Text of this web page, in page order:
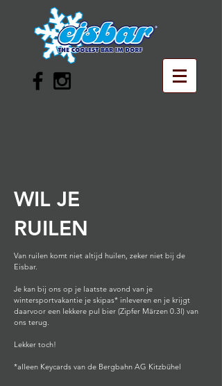
WIL JE
RUILEN
Van ruilen komt niet altijd huilen, zeker niet bij de
Eisbar.
Je kan bij ons op je laatste avond van je
wintersportvakantie je skipas* inleveren en je krijgt
daarvoor een lekkere pul bier (Zipfer Märzen 0.3l) van
ons terug.
Lekker toch!
*alleen Keycards van de Bergbahn AG Kitzbühel